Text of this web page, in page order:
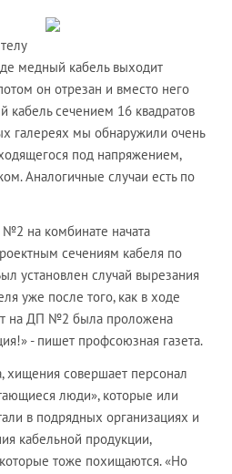
медный кабель выходит
он отрезан и вместо него
сечением 16 квадратов
галереях мы обнаружили очень
под напряжением,
Аналогичные случаи есть по
на комбинате начата
сечениям кабеля по
установлен случай вырезания
уже после того, как в ходе
на ДП №2 была проложена
- пишет профсоюзная газета.
хищения совершает персонал
люди», которые или
в подрядных организациях и
кабельной продукции,
тоже похищаются. «Но